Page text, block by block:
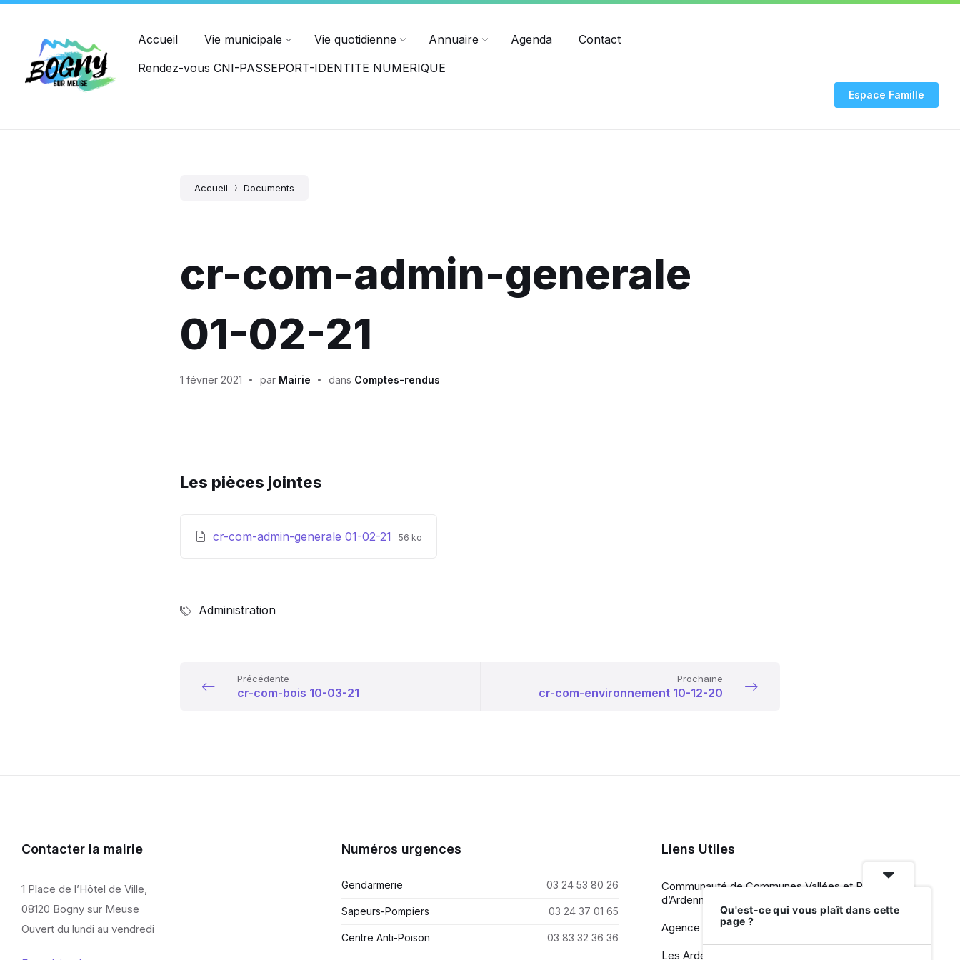
PASSEPORT
Accueil Vie municipale Vie quotidienne Annuaire Agenda
Contact
Rendez-vous CNI-PASSEPORT-IDENTITE NUMERIQUE
Espace Famille
Accueil Documents
cr-com-admin-generale
01-02-21
1 février 2021 par Mairie dans Comptes-rendus
Les pièces jointes
cr-com-admin-generale 01-02-21 Extension
Taille
56 ko
Administration
Précédente
cr-com-bois 10-03-21
Prochaine
cr-com-environnement 10-12-20
Contacter la mairie
1 Place de l’Hôtel de Ville,
08120 Bogny sur Meuse
Ouvert du lundi au vendredi
Numéros urgences
Gendarmerie 03 24 53 80 26
Sapeurs-Pompiers 03 24 37 01 65
Centre Anti-Poison 03 83 32 36 36
Liens Utiles
Communauté de Communes Vallées et Plateau
d’Ardenne
Agence de Développement Touristique
Les Ardennes, le Département
Qu'est-ce qui vous plaît dans cette
page ?